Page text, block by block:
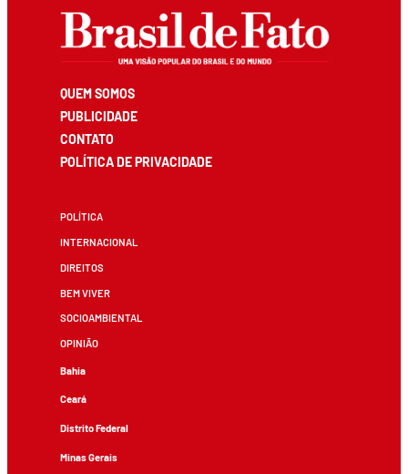
QUEM SOMOS
PUBLICIDADE
CONTATO
POLÍTICA DE PRIVACIDADE
POLÍTICA
INTERNACIONAL
DIREITOS
BEM VIVER
SOCIOAMBIENTAL
OPINIÃO
Bahia
Ceará
Distrito Federal
Minas Gerais